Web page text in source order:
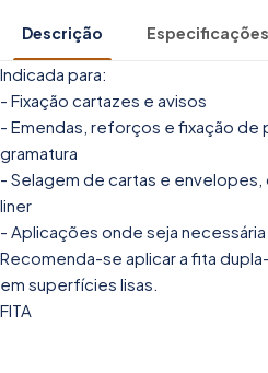
Descrição
Indicada para:
- Fixação cartazes e avisos
- Emendas, reforços e fixação de
gramatura
- Selagem de cartas e
liner
- Aplicações onde seja necessária
Recomenda-se aplicar a fita
em superfícies lisas.
FITA